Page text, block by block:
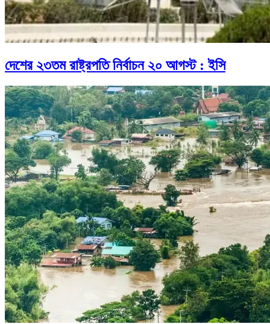
দেশের ২৩তম রাষ্ট্রপতি নির্বাচন ২০ আগস্ট : ইসি